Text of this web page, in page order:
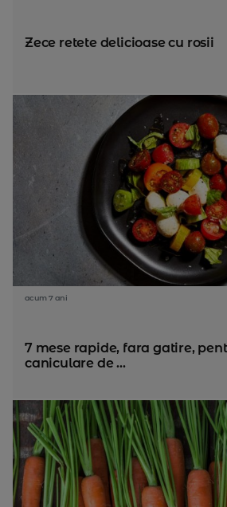
Zece retete delicioase cu rosii
acum 7 ani
7 mese rapide, fara gatire,
caniculare de ...